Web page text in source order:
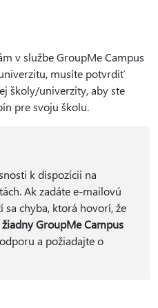
v službe GroupMe Campus
musíte potvrdiť
školy/univerzity, aby ste
pre svoju školu.
k dispozícii na
Ak zadáte e-mailovú
sa chyba, ktorá hovorí, že
GroupMe Campus
a požiadajte o